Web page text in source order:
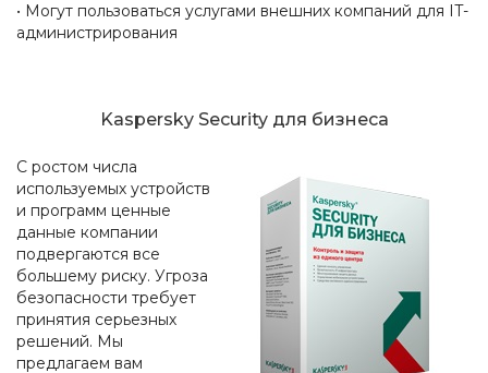
• Могут пользоваться услугами внешних компаний для IT-
администрирования
Kaspersky Security для бизнеса
С ростом числа
используемых устройств
и программ ценные
данные компании
подвергаются все
большему риску. Угроза
безопасности требует
принятия серьезных
решений. Мы
предлагаем вам